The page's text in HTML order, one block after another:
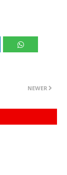
NEWER